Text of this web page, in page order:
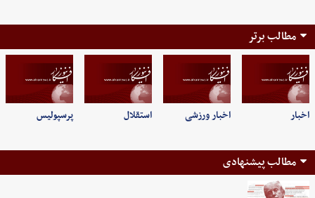
مطالب برتر
اخبار اخبار ورزشی استقلال پرسپولیس
مطالب پیشنهادی